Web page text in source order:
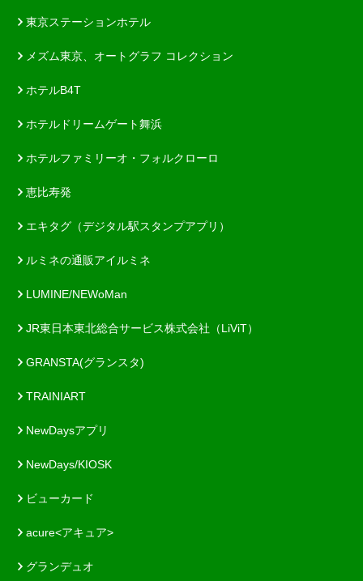
東京ステーションホテル
メズム東京、オートグラフ コレクション
ホテルB4T
ホテルドリームゲート舞浜
ホテルファミリーオ・フォルクローロ
恵比寿発
エキタグ（デジタル駅スタンプアプリ）
ルミネの通販アイルミネ
LUMINE/NEWoMan
JR東日本東北総合サービス株式会社（LiViT）
GRANSTA(グランスタ)
TRAINIART
NewDaysアプリ
NewDays/KIOSK
ビューカード
acure<アキュア>
グランデュオ